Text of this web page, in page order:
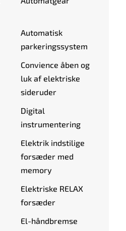
Automatisk
parkeringssystem
Convience åben og
luk af elektriske
sideruder
Digital
instrumentering
Elektrik indstilige
forsæder med
memory
Elektriske RELAX
forsæder
El-håndbremse